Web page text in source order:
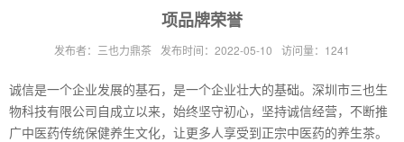
项品牌荣誉
发布者：三也力鼎茶 发布时间：2022-05-10 访问量：1241
诚信是一个企业发展的基石，是一个企业壮大的基础。深圳市三也生
物科技有限公司自成立以来，始终坚守初心，坚持诚信经营，不断推
广中医药传统保健养生文化，让更多人享受到正宗中医药的养生茶。